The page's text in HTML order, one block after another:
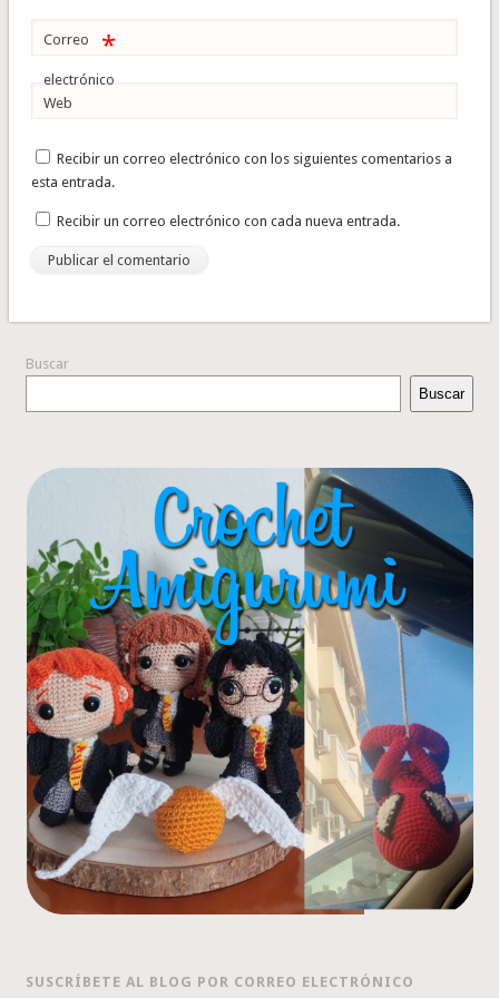
Correo
electrónico
*
Web
Recibir un correo electrónico con los siguientes comentarios a
esta entrada.
Recibir un correo electrónico con cada nueva entrada.
Buscar
Buscar
SUSCRÍBETE AL BLOG POR CORREO ELECTRÓNICO